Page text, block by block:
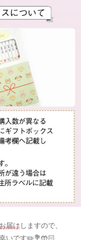
届けしますので、
いです✏️💐🤲🏻